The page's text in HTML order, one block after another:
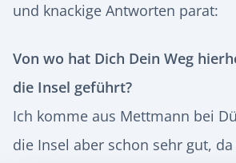
und knackige Antworten parat:
Von wo hat Dich Dein Weg
die Insel geführt?
Ich komme aus Mettmann bei
die Insel aber schon sehr gut,